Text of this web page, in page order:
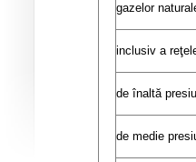
gazelor
inclusiv a
de înaltă
de medie